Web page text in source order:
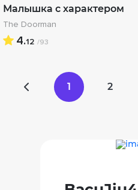
Малышка с характером
The Doorman
4.12 /93
1 2